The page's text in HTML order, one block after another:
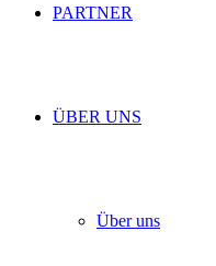
PARTNER
ÜBER UNS
Über uns